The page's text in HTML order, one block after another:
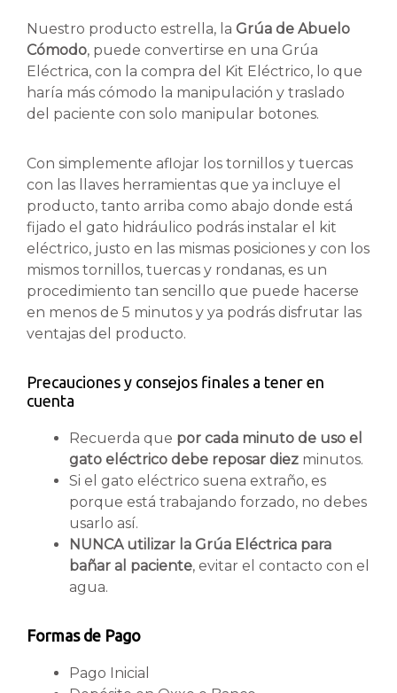
Nuestro producto estrella, la Grúa de Abuelo
Cómodo, puede convertirse en una Grúa
Eléctrica, con la compra del Kit Eléctrico, lo que
haría más cómodo la manipulación y traslado
del paciente con solo manipular botones.
Con simplemente aflojar los tornillos y tuercas
con las llaves herramientas que ya incluye el
producto, tanto arriba como abajo donde está
fijado el gato hidráulico podrás instalar el kit
eléctrico, justo en las mismas posiciones y con los
mismos tornillos, tuercas y rondanas, es un
procedimiento tan sencillo que puede hacerse
en menos de 5 minutos y ya podrás disfrutar las
ventajas del producto.
Precauciones y consejos finales a tener en
cuenta
Recuerda que por cada minuto de uso el
gato eléctrico debe reposar diez minutos.
Si el gato eléctrico suena extraño, es
porque está trabajando forzado, no debes
usarlo así.
NUNCA utilizar la Grúa Eléctrica para
bañar al paciente, evitar el contacto con el
agua.
Formas de Pago
Pago Inicial